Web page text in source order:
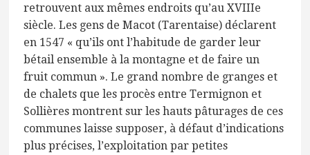
retrouvent aux mêmes endroits qu’au XVIIIe
siècle. Les gens de Macot (Tarentaise) déclarent
en 1547 « qu’ils ont l’habitude de garder leur
bétail ensemble à la montagne et de faire un
fruit commun ». Le grand nombre de granges et
de chalets que les procès entre Termignon et
Sollières montrent sur les hauts pâturages de ces
communes laisse supposer, à défaut d’indications
plus précises, l’exploitation par petites